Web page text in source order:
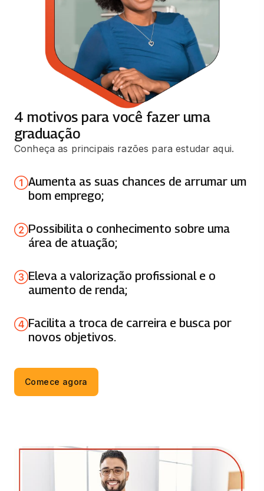
PLANEJAMENTO E GESTÃO
ESTRATÉGICA
RESPONSABILIDADE SOCIAL E
SUSTENTABILIDADE
CONTABILIDADE E ORÇAMENTO
PÚBLICO
66 horas
EDUCACAO ESPECIAL
66 horas
GESTAO PUBLICA PARTICIPATIVA
83 horas
GOVERNO ELETRÔNICO
66 horas
ORGANIZAÇÃO ESTATAL
66 horas
PRÁTICA DA GESTÃO PÚBLICA
4 motivos para você fazer uma
graduação
Conheça as principais razões para estudar aqui.
Aumenta as suas chances de arrumar um
bom emprego;
Possibilita o conhecimento sobre uma
área de atuação;
Eleva a valorização profissional e o
aumento de renda;
Facilita a troca de carreira e busca por
novos objetivos.
Comece agora